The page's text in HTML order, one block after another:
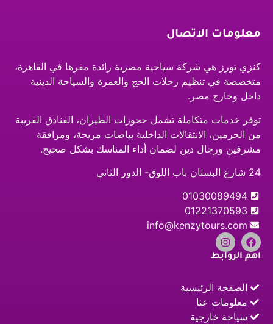
معلومات الاتصال
كنزي تورز هي شركة سياحية مصرية رائدة مقرها في القاهرة،
متخصصة في تنظيم رحلات الحج والعمرة والسياحة الدينية
داخل وخارج مصر.
توفر خدمات متكاملة تشمل حجوزات الطيران، الفنادق القريبة
من الحرمين، الانتقالات الداخلية بباصات مريحة، ومرافقة
مشرفين ورجال دين لضمان أداء المناسك بشكل صحيح.
24 شارع البستان باب اللوق- الدور الثاني
01030089494
01221370593
info@kenzytours.com
اهم الروابط
الصفحة الرئيسية
معلومات عنا
سياحة خارجية